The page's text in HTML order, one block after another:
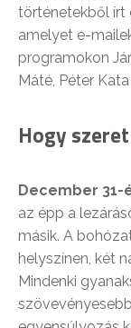
történetekből írt
amelyet e-
programokon
Máté, Péter
Hogy
December 31-
az épp a
másik. A
helyszínen, két
Mindenki